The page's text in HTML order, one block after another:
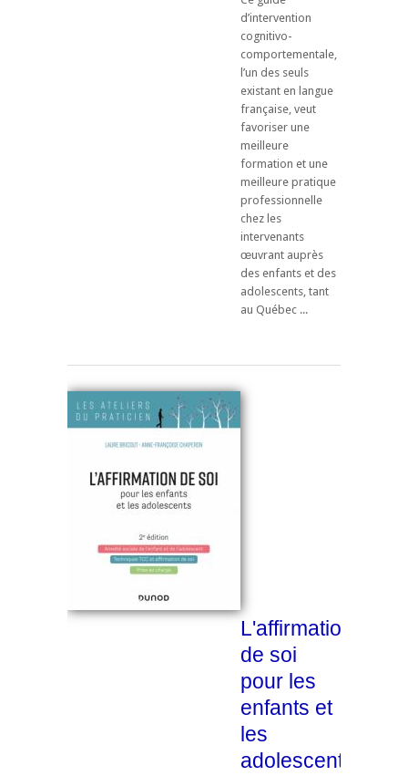
d’intervention
cognitivo-
comportementale,
l’un des seuls
existant en langue
française, veut
favoriser une
meilleure
formation et une
meilleure pratique
professionnelle
chez les
intervenants
œuvrant auprès
des enfants et des
adolescents, tant
au Québec ...
L'affirmation
de soi
pour les
enfants et
les
adolescents